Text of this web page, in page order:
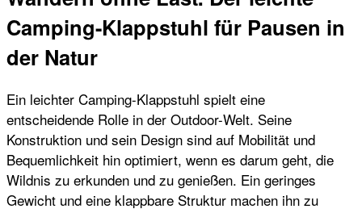
Camping-Klappstuhl für Pausen in
der Natur
Ein leichter Camping-Klappstuhl spielt eine
entscheidende Rolle in der Outdoor-Welt. Seine
Konstruktion und sein Design sind auf Mobilität und
Bequemlichkeit hin optimiert, wenn es darum geht, die
Wildnis zu erkunden und zu genießen. Ein geringes
Gewicht und eine klappbare Struktur machen ihn zu